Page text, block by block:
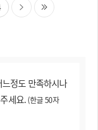
정도 만족하시나
세요. (한글 50자